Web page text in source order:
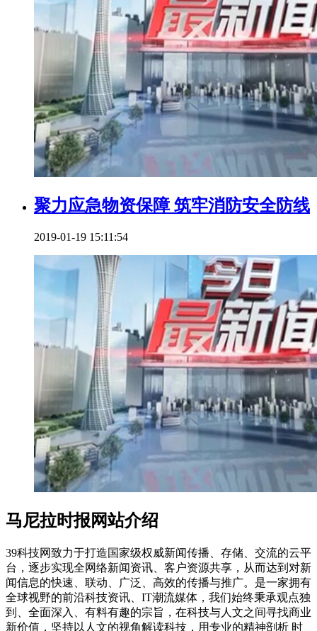
聚力应急物资保障 筑牢消防安全防线
2019-01-19 15:11:54
马尼拉时报网站介绍
39科技网致力于打造国家级权威新闻传播、存储、交流的云平
台，逐步实现全网络新闻资讯、客户资源共享，从而达到对新
闻信息的快速、联动、广泛、高效的传播与推广。是一家拥有
全球视野的前沿科技资讯、IT潮流媒体，我们始终秉承观点独
到、全面深入、有料有趣的宗旨，在科技与人文之间寻找商业
新价值，坚持以人文的视角解读科技，用专业的精神剖析 时